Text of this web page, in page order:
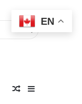
Search
forSidebar
Random
EN